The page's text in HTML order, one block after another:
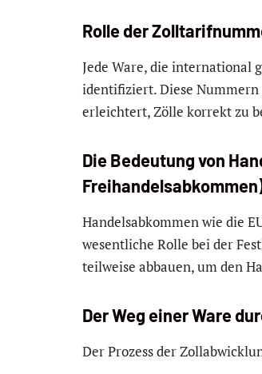
Rolle der
Jede Ware, die international
identifiziert. Diese Nummern
erleichtert, Zölle korrekt zu
Die Bedeutung von
Handelsabkommen wie die
wesentliche Rolle bei der
teilweise abbauen, um den
Der Weg einer Ware
Der Prozess der